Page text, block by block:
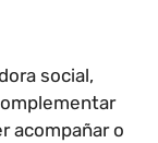
social,
acompañar o